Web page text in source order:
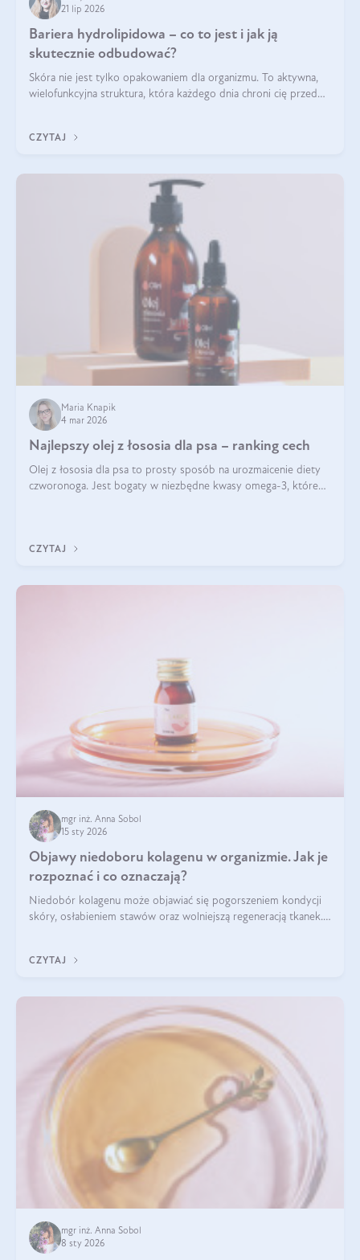
21 lip 2026
Bariera hydrolipidowa – co to jest i jak ją
skutecznie odbudować?
Skóra nie jest tylko opakowaniem dla organizmu. To aktywna,
wielofunkcyjna struktura, która każdego dnia chroni cię przed
bariera hydrolipidowa.
CZYTAJ
Maria Knapik
4 mar 2026
Najlepszy olej z łososia dla psa – ranking cech
Olej z łososia dla psa to prosty sposób na urozmaicenie diety
czworonoga. Jest bogaty w niezbędne kwasy omega-3, które
CZYTAJ
mgr inż. Anna Sobol
15 sty 2026
Objawy niedoboru kolagenu w organizmie. Jak je
rozpoznać i co oznaczają?
Niedobór kolagenu może objawiać się pogorszeniem kondycji
skóry, osłabieniem stawów oraz wolniejszą regeneracją tkanek.
osłabienie włosów.
CZYTAJ
mgr inż. Anna Sobol
8 sty 2026